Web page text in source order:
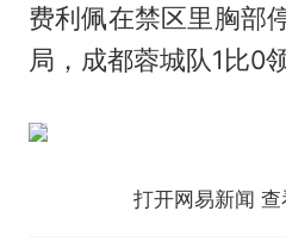
费利佩在禁区里胸部
局，成都蓉城队1比0
打开网易新闻